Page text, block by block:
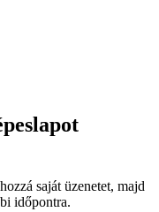
saját üzenetet, majd
időpontra.